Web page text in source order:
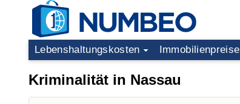
Lebenshaltungskosten Immobilienpreise
Kriminalität in Nassau